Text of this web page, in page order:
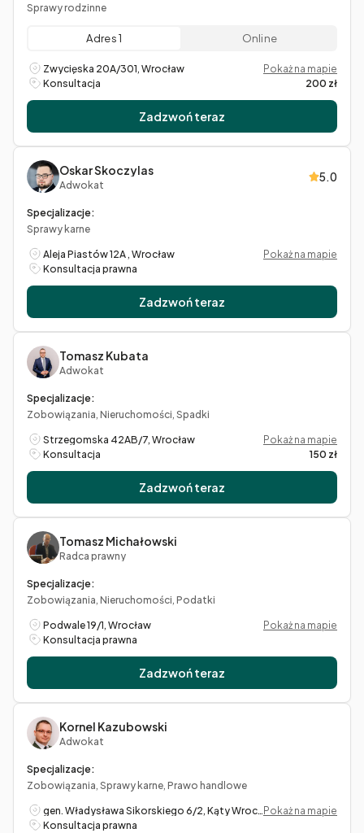
Sprawy rodzinne
Adres 1 Online
Zwycięska 20A/301, Wrocław
Pokaż na mapie
Konsultacja
200 zł
Zadzwoń teraz
Oskar Skoczylas
Adwokat
5.0
Specjalizacje:
Sprawy karne
Aleja Piastów 12A , Wrocław
Pokaż na mapie
Konsultacja prawna
Zadzwoń teraz
Tomasz Kubata
Adwokat
Specjalizacje:
Zobowiązania, Nieruchomości, Spadki
Strzegomska 42AB/7, Wrocław
Pokaż na mapie
Konsultacja
150 zł
Zadzwoń teraz
Tomasz Michałowski
Radca prawny
Specjalizacje:
Zobowiązania, Nieruchomości, Podatki
Podwale 19/1, Wrocław
Pokaż na mapie
Konsultacja prawna
Zadzwoń teraz
Kornel Kazubowski
Adwokat
Specjalizacje:
Zobowiązania, Sprawy karne, Prawo handlowe
gen. Władysława Sikorskiego 6/2, Kąty WrocławskiePokaż na mapie
Konsultacja prawna